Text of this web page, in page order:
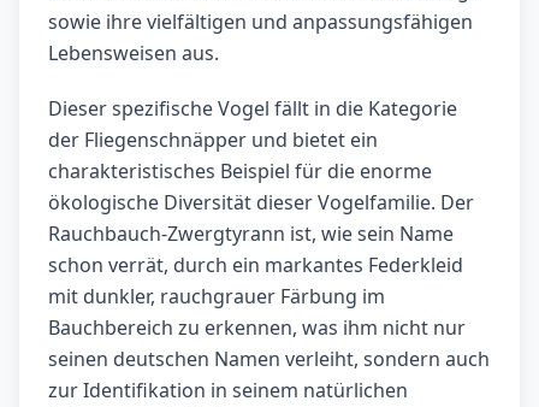
sowie ihre vielfältigen und anpassungsfähigen
Lebensweisen aus.
Dieser spezifische Vogel fällt in die Kategorie
der Fliegenschnäpper und bietet ein
charakteristisches Beispiel für die enorme
ökologische Diversität dieser Vogelfamilie. Der
Rauchbauch-Zwergtyrann ist, wie sein Name
schon verrät, durch ein markantes Federkleid
mit dunkler, rauchgrauer Färbung im
Bauchbereich zu erkennen, was ihm nicht nur
seinen deutschen Namen verleiht, sondern auch
zur Identifikation in seinem natürlichen